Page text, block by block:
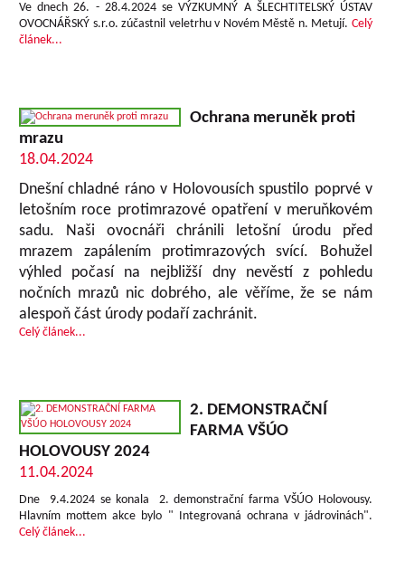
Ve dnech 26. - 28.4.2024 se VÝZKUMNÝ A ŠLECHTITELSKÝ ÚSTAV
OVOCNÁŘSKÝ s.r.o. zúčastnil veletrhu v Novém Městě n. Metují. Celý
článek...
Ochrana meruněk proti
mrazu
18.04.2024
Dnešní chladné ráno v Holovousích spustilo poprvé v
letošním roce protimrazové opatření v meruňkovém
sadu. Naši ovocnáři chránili letošní úrodu před
mrazem zapálením protimrazových svící. Bohužel
výhled počasí na nejbližší dny nevěstí z pohledu
nočních mrazů nic dobrého, ale věříme, že se nám
alespoň část úrody podaří zachránit.
Celý článek...
2. DEMONSTRAČNÍ
FARMA VŠÚO
HOLOVOUSY 2024
11.04.2024
Dne 9.4.2024 se konala 2. demonstrační farma VŠÚO Holovousy.
Hlavním mottem akce bylo " Integrovaná ochrana v jádrovinách".
Celý článek...